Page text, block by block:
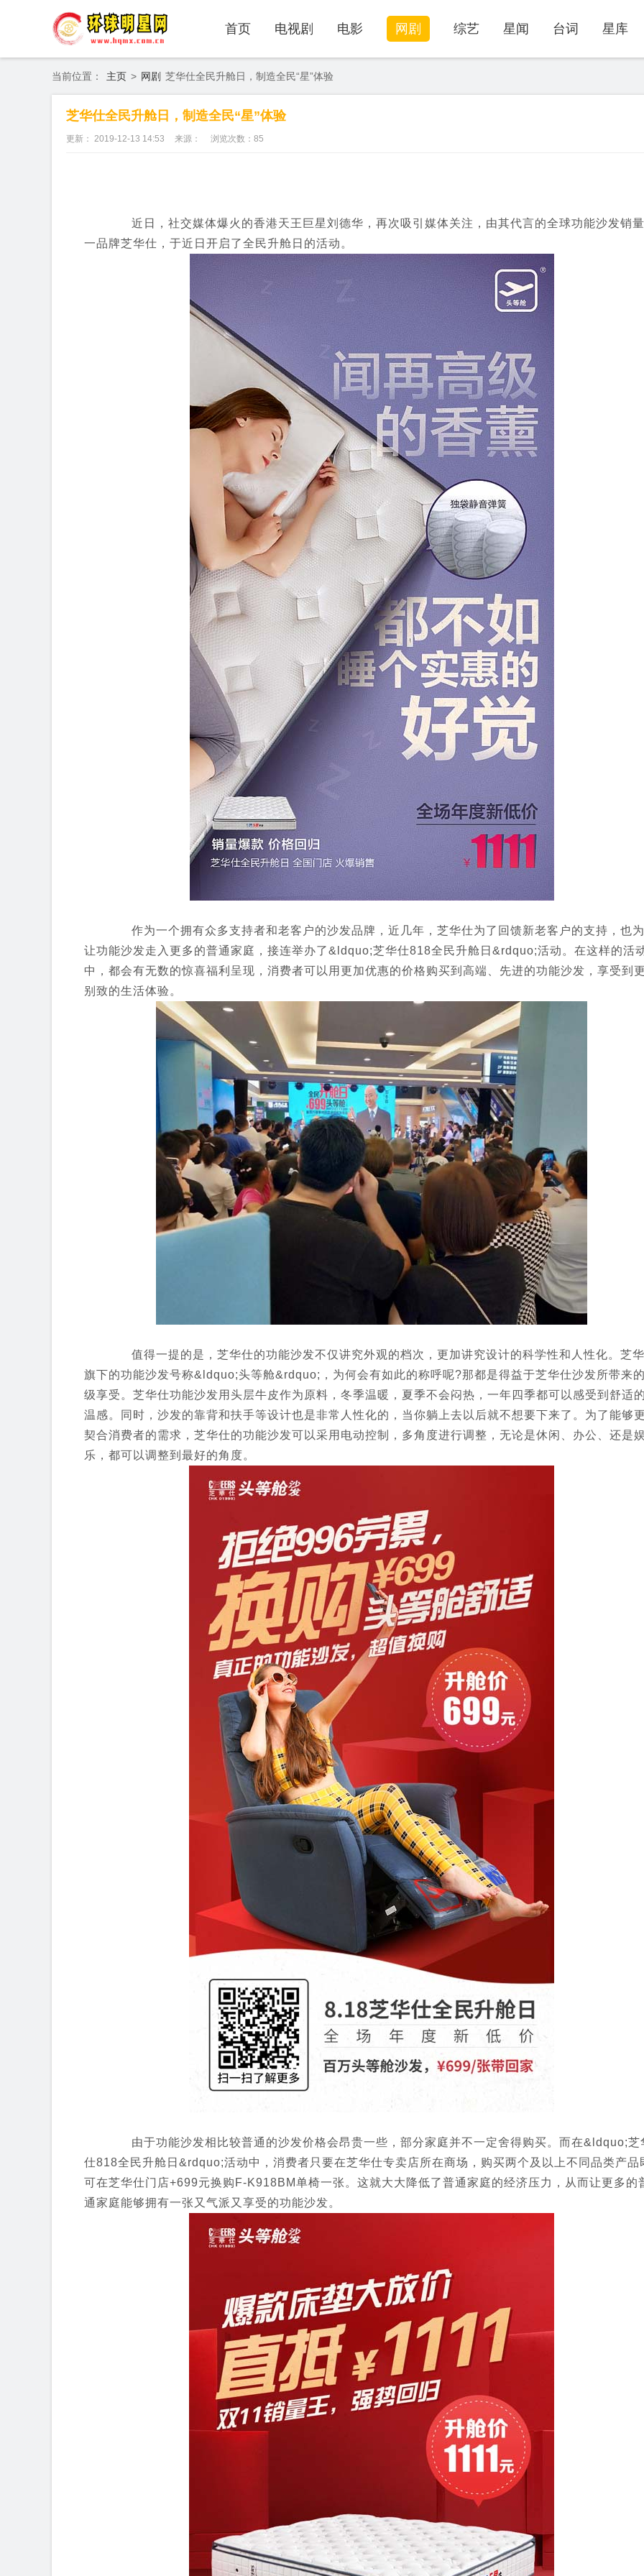
首页 电视剧 电影 网剧 综艺 星闻 台词 星库
当前位置： 主页 > 网剧 芝华仕全民升舱日，制造全民“星”体验
芝华仕全民升舱日，制造全民“星”体验
更新： 2019-12-13 14:53 来源： 浏览次数： 85
近日，社交媒体爆火的香港天王巨星刘德华，再次吸引媒体关注，由其代言的全球功能沙发销
一品牌芝华仕，于近日开启了全民升舱日的活动。
作为一个拥有众多支持者和老客户的沙发品牌，近几年，芝华仕为了回馈新老客户的支持，也
让功能沙发走入更多的普通家庭，接连举办了&ldquo;芝华仕818全民升舱日&rdquo;活动。在这样的活
中，都会有无数的惊喜福利呈现，消费者可以用更加优惠的价格购买到高端、先进的功能沙发，享受到
别致的生活体验。
值得一提的是，芝华仕的功能沙发不仅讲究外观的档次，更加讲究设计的科学性和人性化。芝
旗下的功能沙发号称&ldquo;头等舱&rdquo;，为何会有如此的称呼呢?那都是得益于芝华仕沙发所带来
级享受。芝华仕功能沙发用头层牛皮作为原料，冬季温暖，夏季不会闷热，一年四季都可以感受到舒适
温感。同时，沙发的靠背和扶手等设计也是非常人性化的，当你躺上去以后就不想要下来了。为了能够
契合消费者的需求，芝华仕的功能沙发可以采用电动控制，多角度进行调整，无论是休闲、办公、还是
乐，都可以调整到最好的角度。
由于功能沙发相比较普通的沙发价格会昂贵一些，部分家庭并不一定舍得购买。而在&ldquo;芝
仕818全民升舱日&rdquo;活动中，消费者只要在芝华仕专卖店所在商场，购买两个及以上不同品类产品
可在芝华仕门店+699元换购F-K918BM单椅一张。这就大大降低了普通家庭的经济压力，从而让更多的
通家庭能够拥有一张又气派又享受的功能沙发。